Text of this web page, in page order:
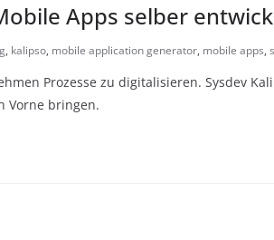
Apps selber
, kalipso, mobile application generator, mobile apps,
Prozesse zu digitalisieren. Sysdev
Vorne bringen.